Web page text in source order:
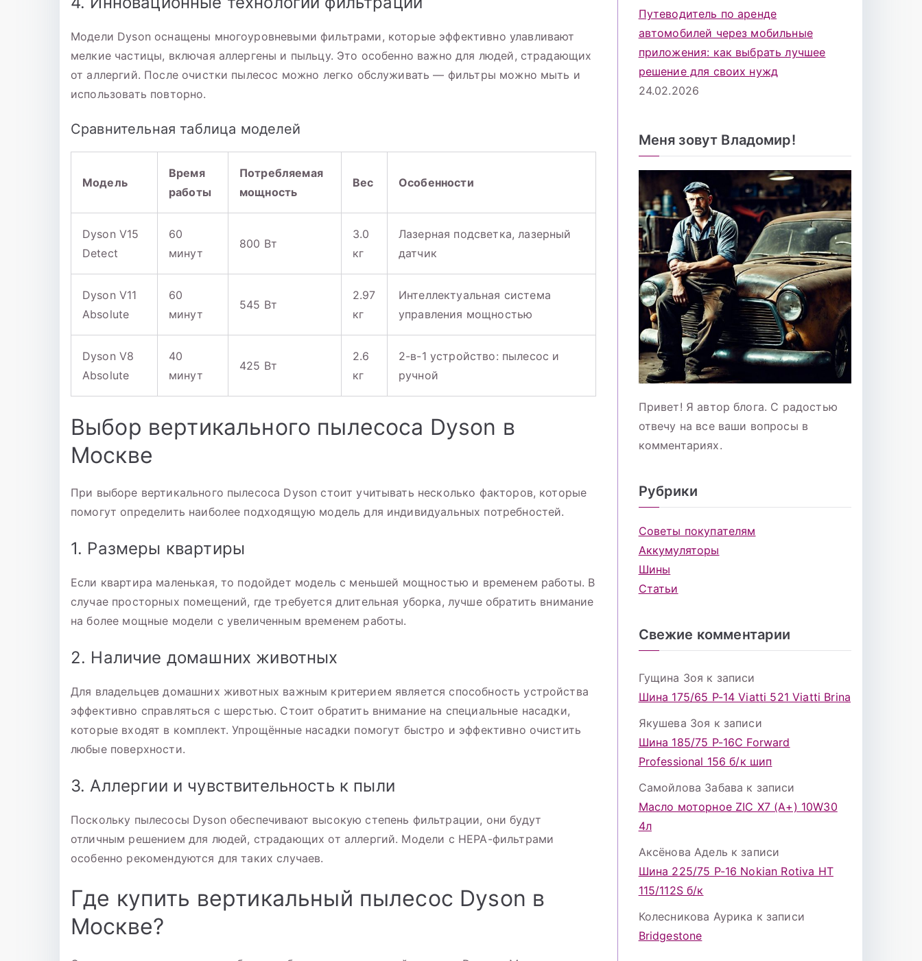
Модели Dyson оснащены многоуровневыми фильтрами, которые эффективно улавливают
мелкие частицы, включая аллергены и пыльцу. Это особенно важно для людей, страдающих
от аллергий. После очистки пылесос можно легко обслуживать — фильтры можно мыть и
использовать повторно.
Сравнительная таблица моделей
Модель
Время
работы
Потребляемая
мощность
Вес Особенности
Dyson V15
Detect
60
минут
800 Вт
3.0
кг
Лазерная подсветка, лазерный
датчик
Dyson V11
Absolute
60
минут
545 Вт
2.97
кг
Интеллектуальная система
управления мощностью
Dyson V8
Absolute
40
минут
425 Вт
2.6
кг
2-в-1 устройство: пылесос и
ручной
Выбор вертикального пылесоса Dyson в
Москве
При выборе вертикального пылесоса Dyson стоит учитывать несколько факторов, которые
помогут определить наиболее подходящую модель для индивидуальных потребностей.
1. Размеры квартиры
Если квартира маленькая, то подойдет модель с меньшей мощностью и временем работы. В
случае просторных помещений, где требуется длительная уборка, лучше обратить внимание
на более мощные модели с увеличенным временем работы.
2. Наличие домашних животных
Для владельцев домашних животных важным критерием является способность устройства
эффективно справляться с шерстью. Стоит обратить внимание на специальные насадки,
которые входят в комплект. Упрощённые насадки помогут быстро и эффективно очистить
любые поверхности.
3. Аллергии и чувствительность к пыли
Поскольку пылесосы Dyson обеспечивают высокую степень фильтрации, они будут
отличным решением для людей, страдающих от аллергий. Модели с HEPA-фильтрами
особенно рекомендуются для таких случаев.
Где купить вертикальный пылесос Dyson в
Москве?
Путеводитель по аренде
автомобилей через мобильные
приложения: как выбрать лучшее
решение для своих нужд
24.02.2026
Меня зовут Владомир!
Привет! Я автор блога. С радостью
отвечу на все ваши вопросы в
комментариях.
Рубрики
Советы покупателям
Аккумуляторы
Шины
Статьи
Свежие комментарии
Гущина Зоя к записи
Шина 175/65 Р-14 Viatti 521 Viatti Brina
Якушева Зоя к записи
Шина 185/75 Р-16С Forward
Professional 156 б/к шип
Самойлова Забава к записи
Масло моторное ZIC X7 (A+) 10W30
4л
Аксёнова Адель к записи
Шина 225/75 Р-16 Nokian Rotiva HT
115/112S б/к
Колесникова Аурика к записи
Bridgestone